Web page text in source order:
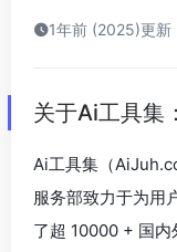
1年前 (2025)更新
关于Ai工具集：
Ai工具集（
服务部致力于为用
了超 10000 + 国内